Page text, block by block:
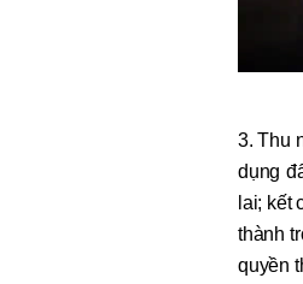
3. Thu
dụng
lai; kết
thành
quyền